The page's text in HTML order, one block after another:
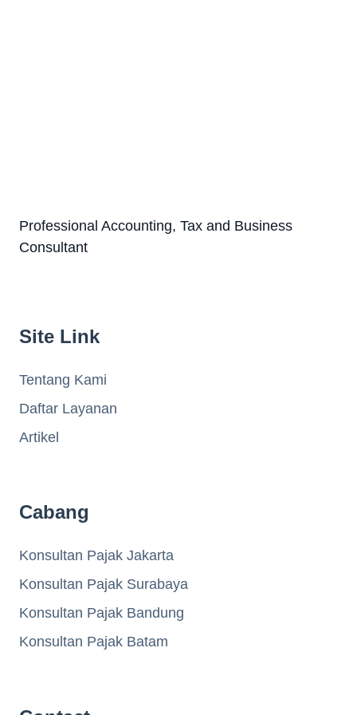
Professional Accounting, Tax and Business
Consultant
Site Link
Tentang Kami
Daftar Layanan
Artikel
Cabang
Konsultan Pajak Jakarta
Konsultan Pajak Surabaya
Konsultan Pajak Bandung
Konsultan Pajak Batam